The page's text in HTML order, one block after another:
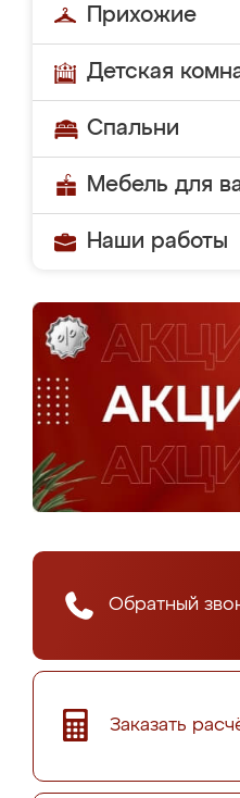
Прихожие
Детская
Спальни
Мебель для
Наши работы
Обратный
Заказать